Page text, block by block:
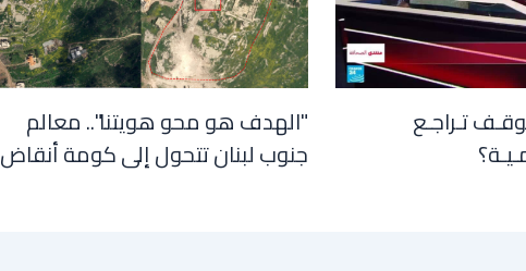
تـراجـع
"الهدف هو محو هويتنا".. معالم
جنوب لبنان تتحول إلى كومة أنقاض